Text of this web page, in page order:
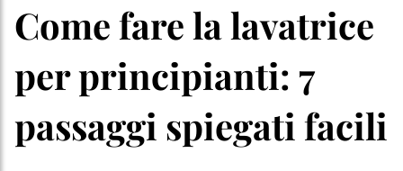
Come fare la lavatrice
per principianti: 7
passaggi spiegati facili